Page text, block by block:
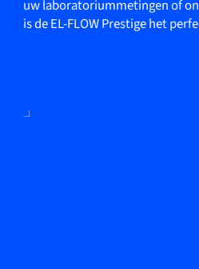
uw laboratoriummetingen of
is de EL-FLOW Prestige het